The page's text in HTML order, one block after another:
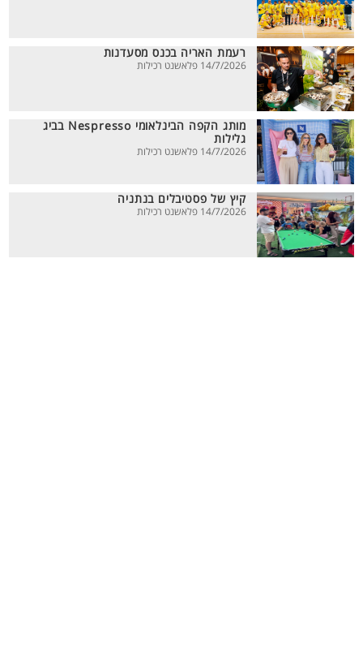
רעמת האריה בכנס מסעדנות
14/7/2026 פלאשנט רכילות
מותג הקפה הבינלאומי Nespresso בביג
גלילות
14/7/2026 פלאשנט רכילות
קיץ של פסטיבלים בנתניה
14/7/2026 פלאשנט רכילות